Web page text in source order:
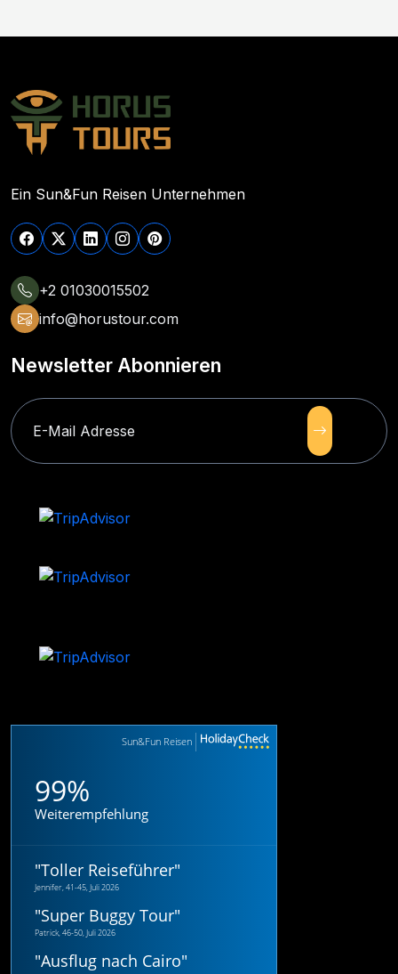
Ein Sun&Fun Reisen Unternehmen
+2 01030015502
info@horustour.com
Newsletter Abonnieren
Sun&Fun Reisen
99%
Weiterempfehlung
"Toller Reiseführer"
Jennifer, 41-45, Juli 2026
"Super Buggy Tour"
Patrick, 46-50, Juli 2026
"Ausflug nach Cairo"